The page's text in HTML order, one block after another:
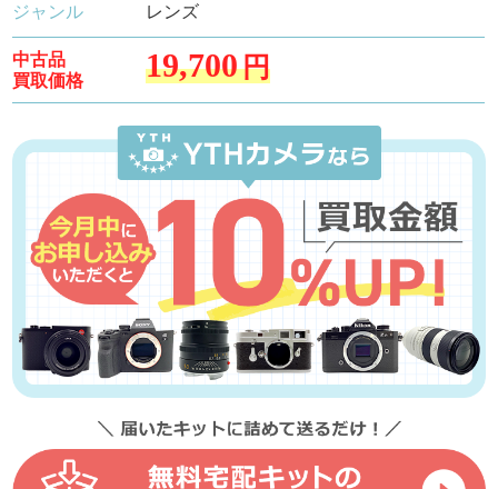
ジャンル レンズ
中古品
買取価格
19,700円